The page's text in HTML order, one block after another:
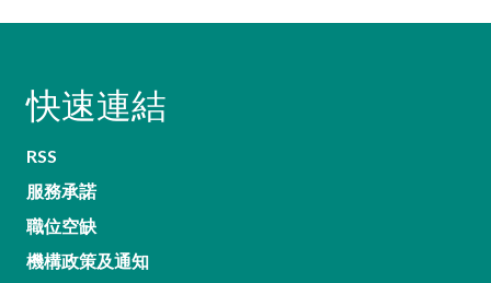
快速連結
RSS
服務承諾
職位空缺
機構政策及通知